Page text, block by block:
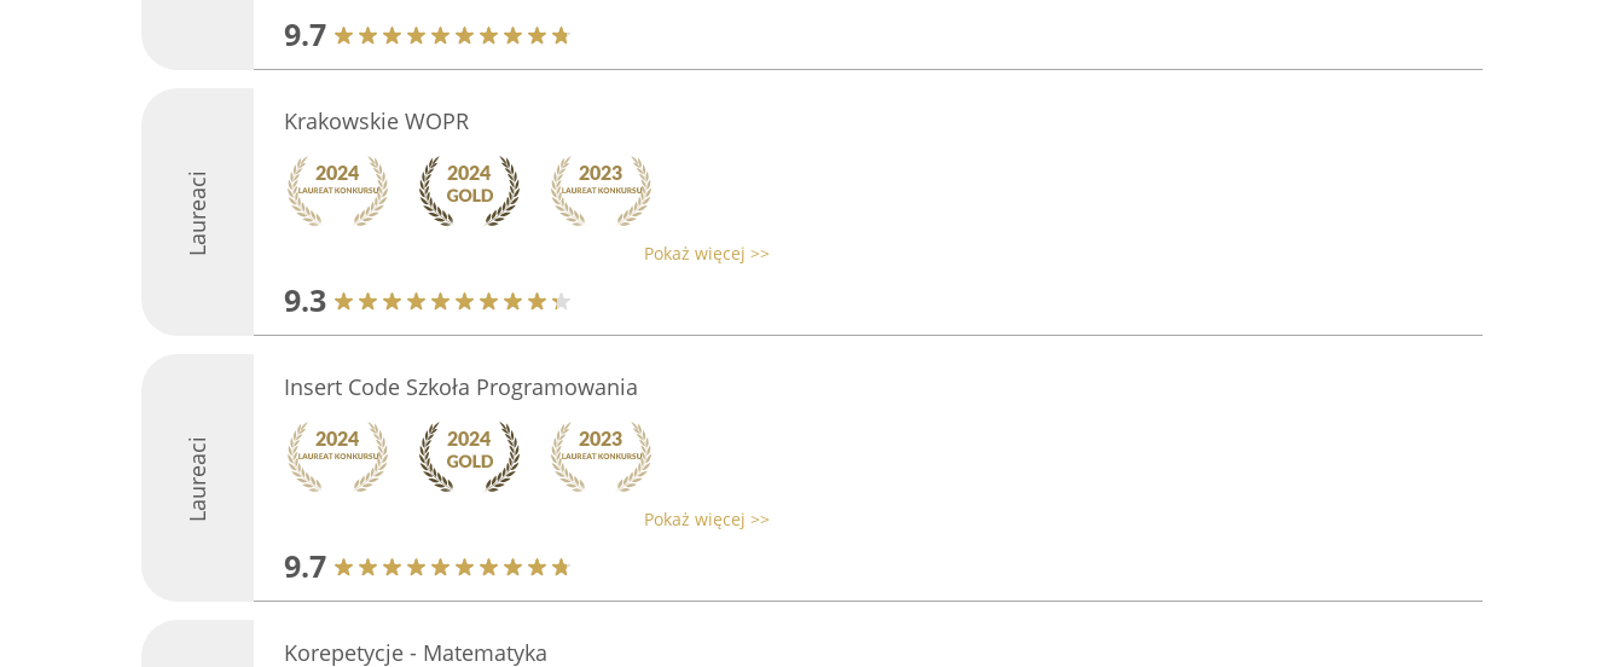
9.7
Laureaci
Krakowskie WOPR
Pokaż więcej >>
9.3
Laureaci
Insert Code Szkoła Programowania
Pokaż więcej >>
9.7
Korepetycje - Matematyka